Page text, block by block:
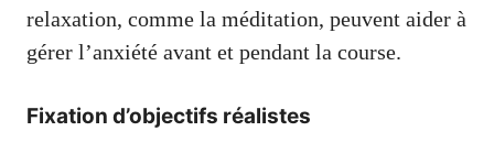
relaxation, comme la méditation, peuvent aider à
gérer l’anxiété avant et pendant la course.
Fixation d’objectifs réalistes